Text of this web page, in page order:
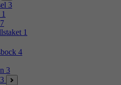
3
1
7
1
4
3
3